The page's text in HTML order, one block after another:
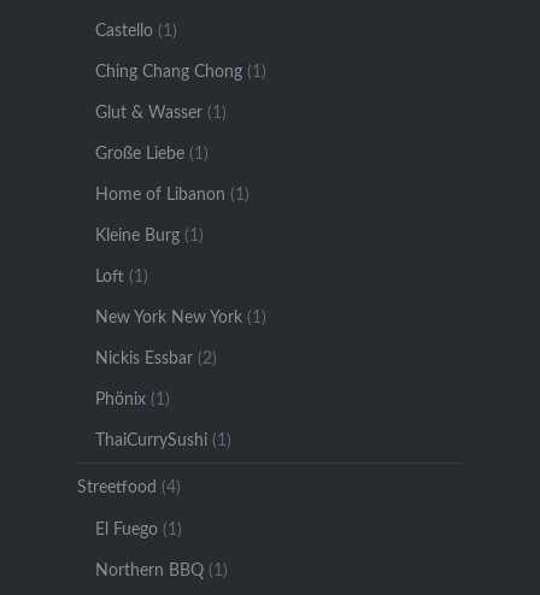
Castello(1)
Ching Chang Chong(1)
Glut & Wasser(1)
Große Liebe(1)
Home of Libanon (1)
Kleine Burg(1)
Loft(1)
New York New York(1)
Nickis Essbar(2)
Phönix(1)
ThaiCurrySushi(1)
Streetfood (4)
El Fuego(1)
Northern BBQ(1)